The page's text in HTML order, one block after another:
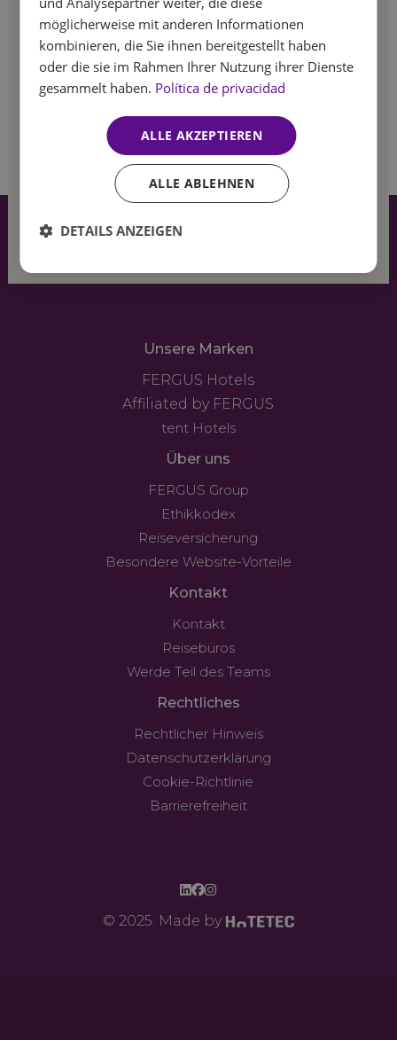
Sonderangeboten und aktuellen Neuigkeiten
erfahren.
Anmelden
Feel
the summer
breeze
Unsere Marken
FERGUS Hotels
Affiliated by FERGUS
tent Hotels
Über uns
FERGUS Group
Ethikkodex
Reiseversicherung
Besondere Website-Vorteile
Kontakt
Kontakt
Reisebüros
Werde Teil des Teams
Rechtliches
Rechtlicher Hinweis
Datenschutzerklärung
Cookie-Richtlinie
Barrierefreiheit
© 2025. Made by
möglicherweise mit anderen Informationen
kombinieren, die Sie ihnen bereitgestellt haben
oder die sie im Rahmen Ihrer Nutzung ihrer Dienste
gesammelt haben. Política de privacidad
ALLE AKZEPTIEREN
ALLE ABLEHNEN
DETAILS ANZEIGEN